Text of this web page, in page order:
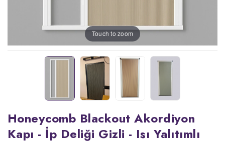
Touch to zoom
Honeycomb Blackout Akordiyon
Kapı - İp Deliği Gizli - Isı Yalıtımlı